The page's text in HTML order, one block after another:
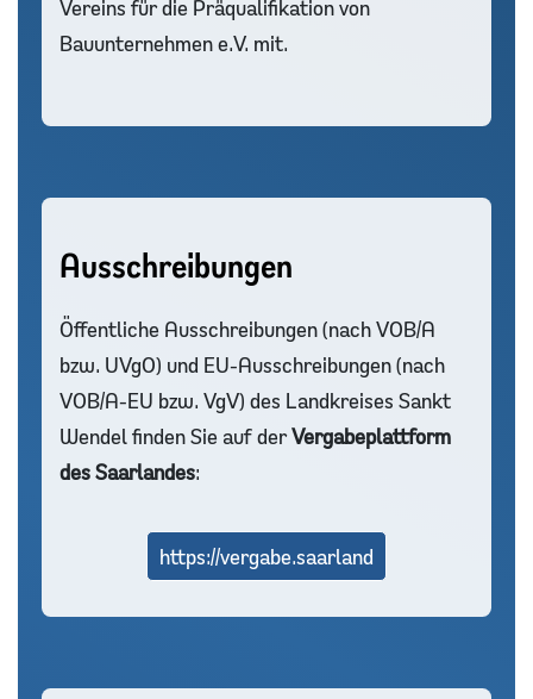
Vereins für die Präqualifikation von
Bauunternehmen e.V. mit.
Ausschreibungen
Öffentliche Ausschreibungen (nach VOB/A
bzw. UVgO) und EU-Ausschreibungen (nach
VOB/A-EU bzw. VgV) des Landkreises Sankt
Wendel finden Sie auf derVergabeplattform
des Saarlandes:
https://vergabe.saarland